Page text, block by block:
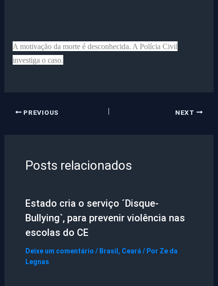
A motivação da morte é desconhecida. A Polícia Civil
investiga o caso.
PREVIOUS NEXT
Posts relacionados
Estado cria o serviço ´Disque-
Bullying`, para prevenir violência nas
escolas do CE
Deixe um comentário / Brasil , Ceará/ Por Ze da
Legnas